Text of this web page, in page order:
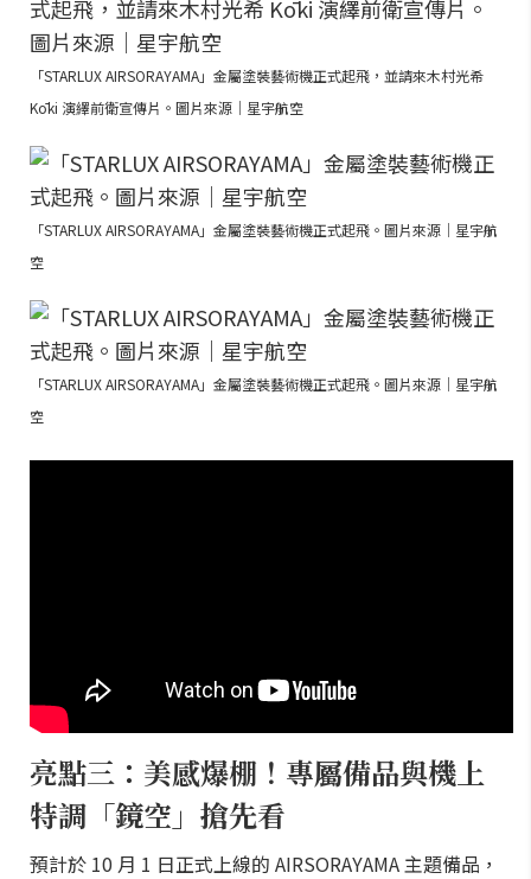
「STARLUX AIRSORAYAMA」金屬塗裝藝術機正式起飛，並請來木村光希
Kōki 演繹前衛宣傳片。圖片來源｜星宇航空
「STARLUX AIRSORAYAMA」金屬塗裝藝術機正式起飛。圖片來源｜星宇航
空
「STARLUX AIRSORAYAMA」金屬塗裝藝術機正式起飛。圖片來源｜星宇航
空
亮點三：美感爆棚！專屬備品與機上
特調「鏡空」搶先看
預計於 10 月 1 日正式上線的 AIRSORAYAMA 主題備品，